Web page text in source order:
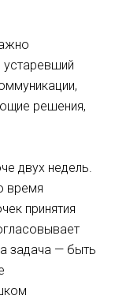
устаревший
решения,
двух недель.
время
принятия
задача — быть